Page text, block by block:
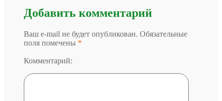
Добавить комментарий
Ваш e-mail не будет опубликован. Обязательные
поля помечены *
Комментарий: